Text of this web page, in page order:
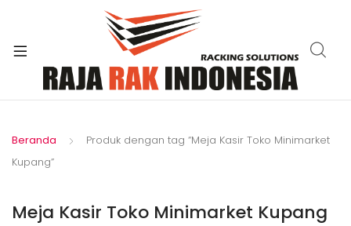
Beranda
Produk dengan tag “Meja Kasir Toko Minimarket
Kupang”
Meja Kasir Toko Minimarket Kupang